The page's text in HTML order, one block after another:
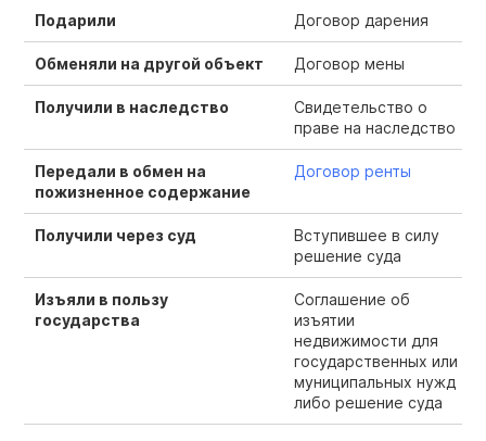
Подарили Договор дарения
Обменяли на другой объект Договор мены
Получили в наследство
Свидетельство о
праве на наследство
Передали в обмен на
пожизненное содержание
Договор ренты
Получили через суд
Вступившее в силу
решение суда
Изъяли в пользу
государства
Соглашение об
изъятии
недвижимости для
государственных или
муниципальных нужд
либо решение суда